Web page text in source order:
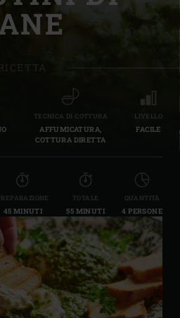
RICETTA
TECNICA DI COTTURA
AFFUMICATURA,
COTTURA DIRETTA
LIVELLO
FACILE
45 MINUTI
TOTALE
55 MINUTI
QUANTITÀ
4 PERSONE